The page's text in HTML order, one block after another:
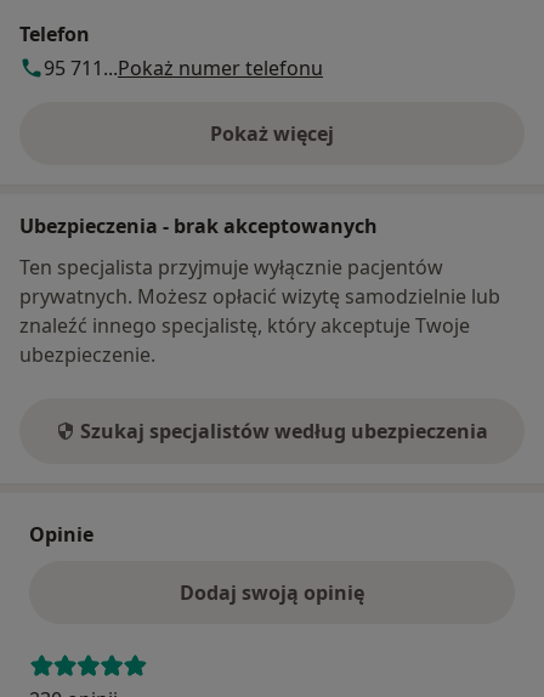
Telefon
95 711...Pokaż numer telefonu
Pokaż więcej
o adresie
Ubezpieczenia - brak akceptowanych
Ten specjalista przyjmuje wyłącznie pacjentów
prywatnych. Możesz opłacić wizytę samodzielnie lub
znaleźć innego specjalistę, który akceptuje Twoje
ubezpieczenie.
Szukaj specjalistów według ubezpieczenia
Opinie
Dodaj swoją opinię